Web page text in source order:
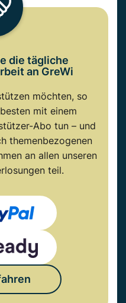
die tägliche
an GreWi
möchten, so
mit einem
Abo tun – und
themenbezogenen
an allen unseren
teil.